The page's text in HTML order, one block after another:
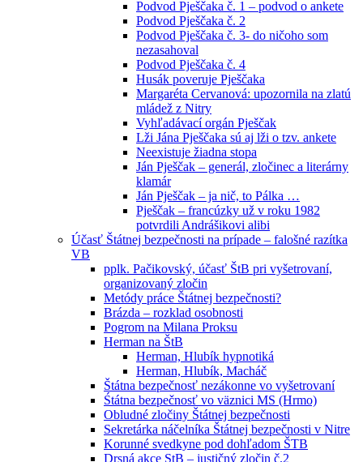
Podvod Pješčaka č. 1 – podvod o ankete
Podvod Pješčaka č. 2
Podvod Pješčaka č. 3- do ničoho som
nezasahoval
Podvod Pješčaka č. 4
Husák poveruje Pješčaka
Margaréta Cervanová: upozornila na zlatú
mládež z Nitry
Vyhľadávací orgán Pješčak
Lži Jána Pješčaka sú aj lži o tzv. ankete
Neexistuje žiadna stopa
Ján Pješčak – generál, zločinec a literárny
klamár
Ján Pješčak – ja nič, to Pálka …
Pješčak – francúzky už v roku 1982
potvrdili Andrášikovi alibi
Účasť Štátnej bezpečnosti na prípade – falošné razítka
VB
pplk. Pačikovský, účasť ŠtB pri vyšetrovaní,
organizovaný zločin
Metódy práce Štátnej bezpečnosti?
Brázda – rozklad osobnosti
Pogrom na Milana Proksu
Herman na ŠtB
Herman, Hlubík hypnotiká
Herman, Hlubík, Macháč
Štátna bezpečnosť nezákonne vo vyšetrovaní
Śtátna bezpečnosť vo väznici MS (Hrmo)
Obludné zločiny Štátnej bezpečnosti
Sekretárka náčelníka Štátnej bezpečnosti v Nitre
Korunné svedkyne pod dohľadom ŠTB
Drsná akce StB – justičný zločin č.2